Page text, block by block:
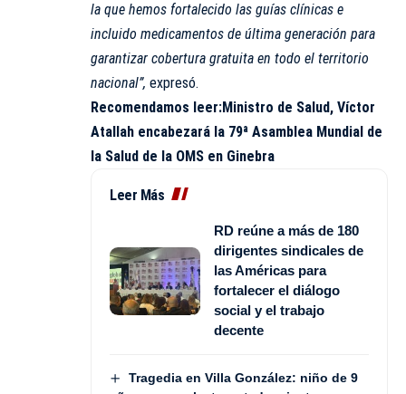
la que hemos fortalecido las guías clínicas e
incluido medicamentos de última generación para
garantizar cobertura gratuita en todo el territorio
nacional”, expresó.
Recomendamos leer:Ministro de Salud, Víctor
Atallah encabezará la 79ª Asamblea Mundial de
la Salud de la OMS en Ginebra
Leer Más
RD reúne a más de 180
dirigentes sindicales de
las Américas para
fortalecer el diálogo
social y el trabajo
decente
Tragedia en Villa González: niño de 9